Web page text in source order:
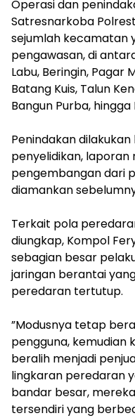
‎Operasi dan
Satresnarkoba
sejumlah kecamatan
pengawasan, di
Labu, Beringin, Pagar
Batang Kuis, Talun
Bangun Purba,
‎Penindakan
penyelidikan,
pengembangan dari
diamankan
‎Terkait pola
diungkap, Kompol
sebagian besar
jaringan berantai
peredaran tertutup.
‎”Modusnya tetap
pengguna, kemudian
beralih menjadi
lingkaran peredaran
bandar besar,
tersendiri yang